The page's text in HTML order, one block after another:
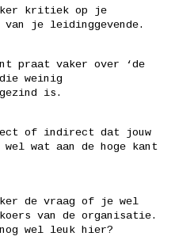
kritiek op je
van je leidinggevende.
praat vaker over ‘de
weinig
is.
of indirect dat jouw
wat aan de hoge kant
de vraag of je wel
van de organisatie.
wel leuk hier?